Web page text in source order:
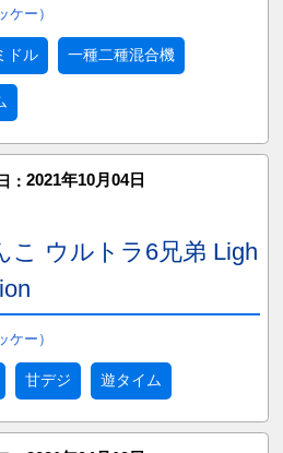
ケー）
ドル 一種二種混合機
： 2021年10月04日
こ ウルトラ6兄弟 Ligh
ケー）
甘デジ 遊タイム